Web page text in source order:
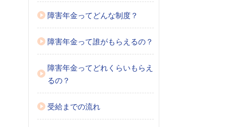
障害年金ってどんな制度？
障害年金って誰がもらえるの？
障害年金ってどれくらいもらえ
るの？
受給までの流れ